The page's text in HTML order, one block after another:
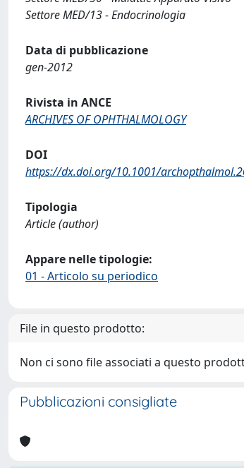
Settore MED/13 - Endocrinologia
Data di pubblicazione
gen-2012
Rivista in ANCE
ARCHIVES OF OPHTHALMOLOGY
DOI
https://dx.doi.org/10.1001/
Tipologia
Article (author)
Appare nelle tipologie:
01 - Articolo su periodico
File in questo prodotto:
Non ci sono file associati a questo
Pubblicazioni consigliate